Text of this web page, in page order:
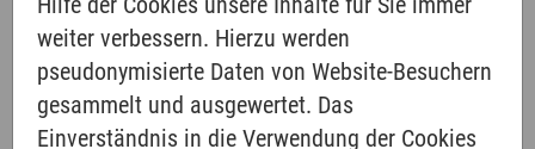
ONLINE
Internet-Gottesdienste
weiter verbessern. Hierzu werden
pseudonymisierte Daten von Website-Besuchern
gesammelt und ausgewertet. Das
Einverständnis in die Verwendung der Cookies